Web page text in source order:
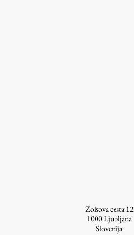
Zoisova cesta 12
1000Ljubljana
Slovenija